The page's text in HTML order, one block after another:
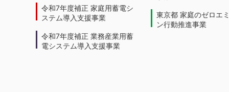
令和7年度補正 家庭用蓄電シ
ステム導入支援事業
令和7年度補正 業務産業用蓄
電システム導入支援事業
東京都 家庭のゼロエ
ン行動推進事業